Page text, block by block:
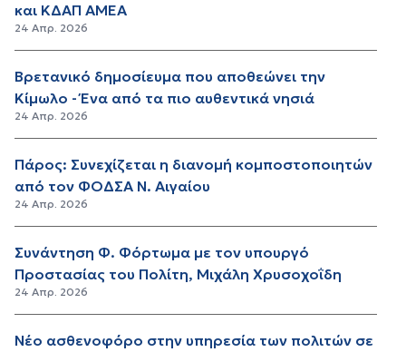
και ΚΔΑΠ ΑΜΕΑ
24 Απρ. 2026
Βρετανικό δημοσίευμα που αποθεώνει την
Κίμωλο - Ένα από τα πιο αυθεντικά νησιά
24 Απρ. 2026
Πάρος: Συνεχίζεται η διανομή κομποστοποιητών
από τον ΦΟΔΣΑ Ν. Αιγαίου
24 Απρ. 2026
Συνάντηση Φ. Φόρτωμα με τον υπουργό
Προστασίας του Πολίτη, Μιχάλη Χρυσοχοΐδη
24 Απρ. 2026
Νέο ασθενοφόρο στην υπηρεσία των πολιτών σε